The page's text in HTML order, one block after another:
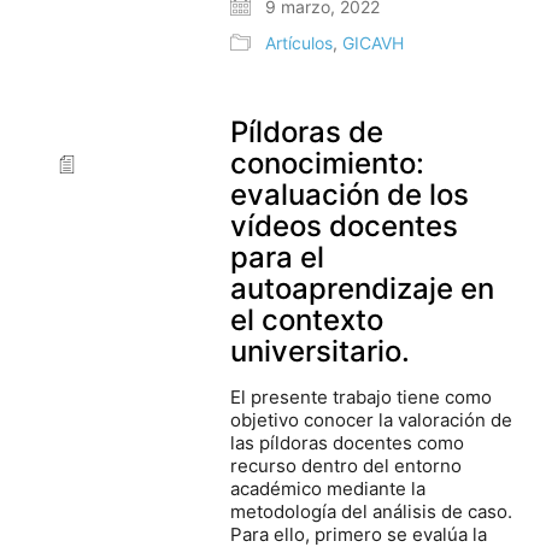
9 marzo, 2022
Artículos, GICAVH
Píldoras de
conocimiento:
evaluación de los
vídeos docentes
para el
autoaprendizaje en
el contexto
universitario.
El presente trabajo tiene como
objetivo conocer la valoración de
las píldoras docentes como
recurso dentro del entorno
académico mediante la
metodología del análisis de caso.
Para ello, primero se evalúa la